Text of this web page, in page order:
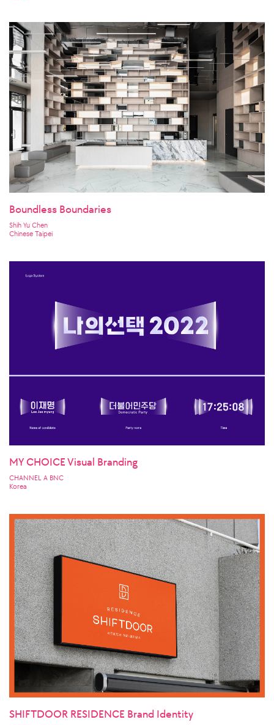
Boundless Boundaries
Shih Yu Chen
Chinese Taipei
MY CHOICE Visual Branding
CHANNEL A BNC
Korea
SHIFTDOOR RESIDENCE Brand Identity